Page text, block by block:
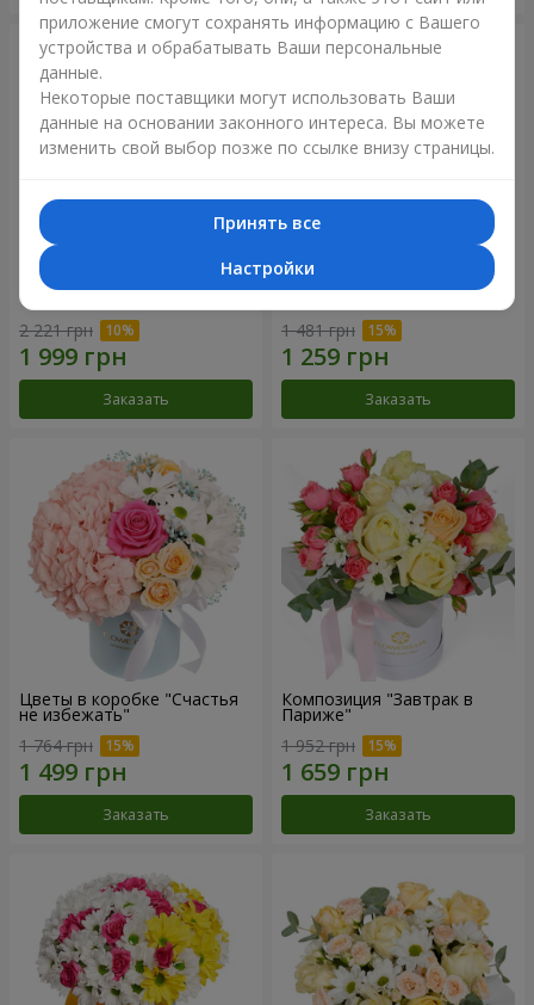
Букет "Сказочная осень"
2 221 грн
Заказать
Композиция "Летнее
1 481 грн
Заказать
Цветы в коробке "Счастья
не избежать"
1 764 грн
Заказать
Композиция "Завтрак в
Париже"
1 952 грн
Заказать
приложение смогут сохранять информацию с Вашего
устройства и обрабатывать Ваши персональные
данные.
Некоторые поставщики могут использовать Ваши
данные на основании законного интереса. Вы можете
изменить свой выбор позже по ссылке внизу страницы.
Принять все
Настройки